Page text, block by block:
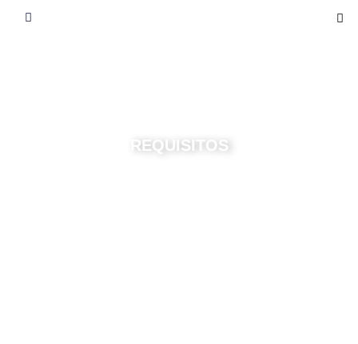
REQUISITOS